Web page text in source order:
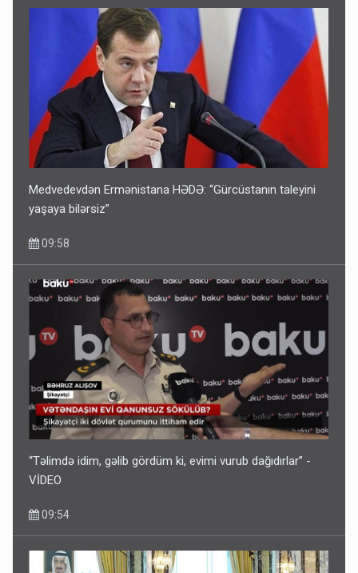
Medvedevdən Ermənistana HƏDƏ: “Gürcüstanın taleyini
yaşaya bilərsiz”
09:58
“Təlimdə idim, gəlib gördüm ki, evimi vurub dağıdırlar” -
VİDEO
09:54